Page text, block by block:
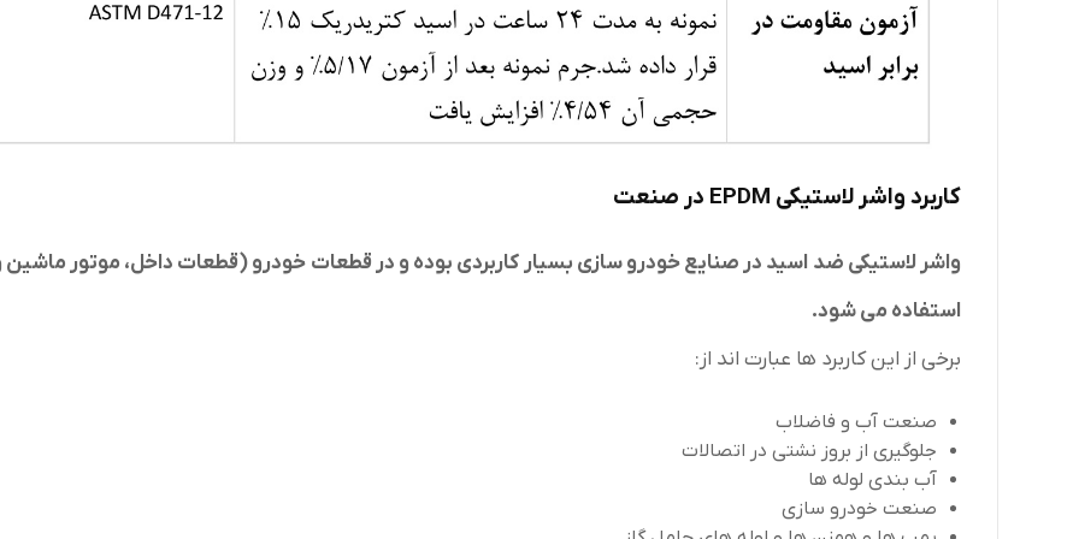
کاربرد واشر لاستیکی EPDM در صنعت
واشر لاستیکی ضد اسید در صنایع خودرو سازی بسیار کاربردی بوده و در قطعات خودرو (قطعات داخل، موتور
استفاده می شود.
برخی از این کاربرد ها عبارت اند از:
صنعت آب و فاضلاب
جلوگیری از بروز نشتی در اتصالات
آب‌ بندی لوله ها
صنعت خودرو سازی